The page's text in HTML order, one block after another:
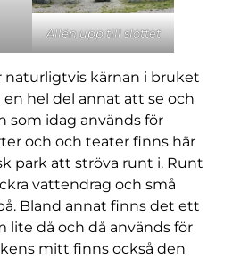
Allén upp till slottet
naturligtvis kärnan i bruket
hel del annat att se och
som idag används för
och och teater finns här
park att ströva runt i. Runt
vattendrag och små
Bland annat finns det ett
lite då och då används för
mitt finns också den